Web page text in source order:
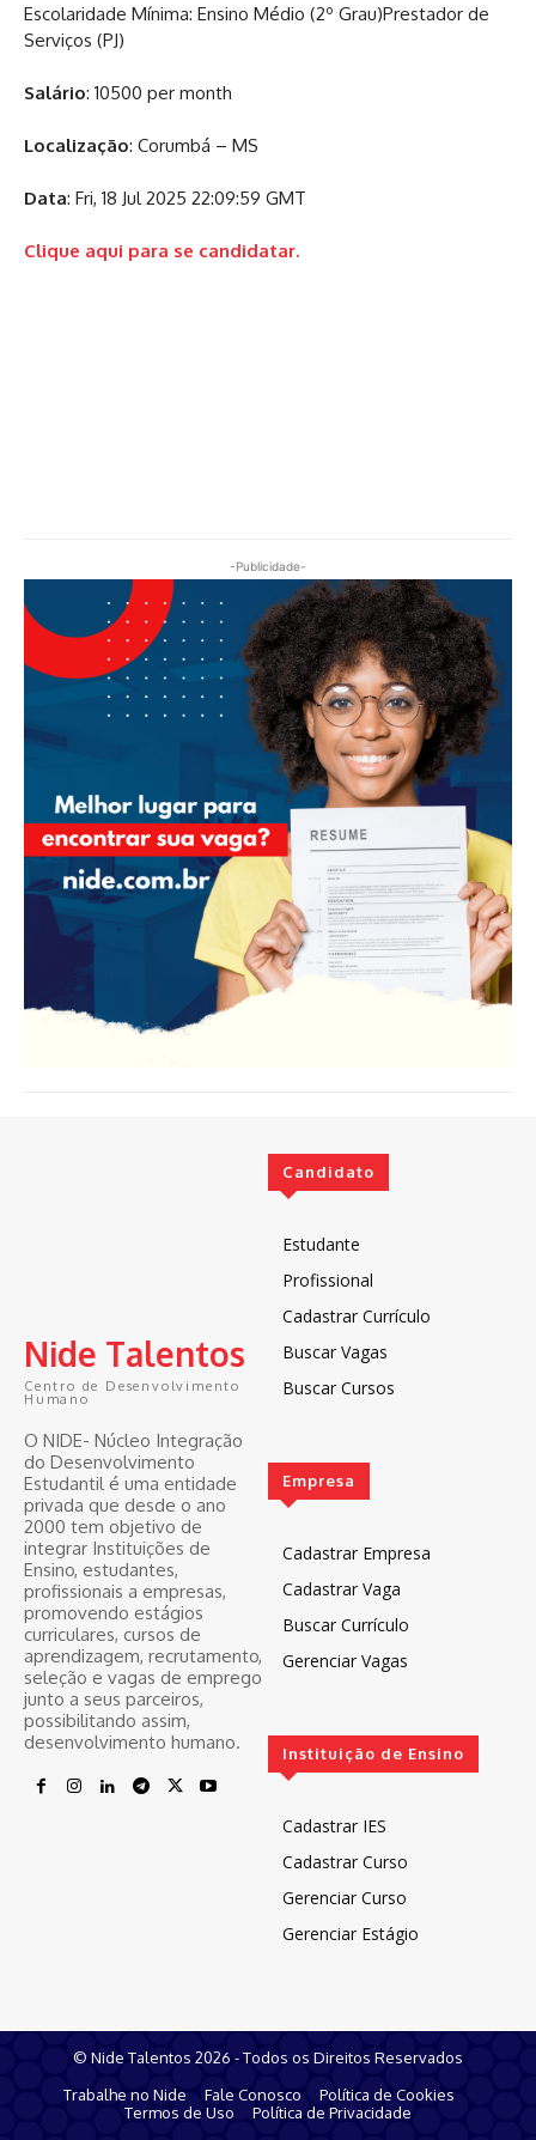
Escolaridade Mínima: Ensino Médio (2º Grau)Prestador de
Serviços (PJ)
Salário: 10500 per month
Localização: Corumbá – MS
Data: Fri, 18 Jul 2025 22:09:59 GMT
Clique aqui para se candidatar.
-Publicidade-
Nide Talentos
Centro de Desenvolvimento
Humano
O NIDE- Núcleo Integração
do Desenvolvimento
Estudantil é uma entidade
privada que desde o ano
2000 tem objetivo de
integrar Instituições de
Ensino, estudantes,
profissionais a empresas,
promovendo estágios
curriculares, cursos de
aprendizagem, recrutamento,
seleção e vagas de emprego
junto a seus parceiros,
possibilitando assim,
desenvolvimento humano.
Candidato
Estudante
Profissional
Cadastrar Currículo
Buscar Vagas
Buscar Cursos
Empresa
Cadastrar Empresa
Cadastrar Vaga
Buscar Currículo
Gerenciar Vagas
Instituição de Ensino
Cadastrar IES
Cadastrar Curso
Gerenciar Curso
Gerenciar Estágio
© Nide Talentos 2026 - Todos os Direitos Reservados
Trabalhe no Nide
Fale Conosco
Política de Cookies
Termos de Uso
Política de Privacidade